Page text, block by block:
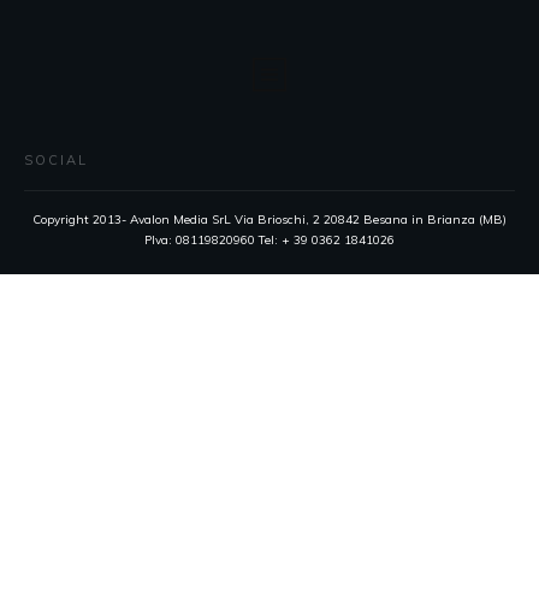
SOCIAL
Copyright 2013- Avalon Media SrL Via Brioschi, 2 20842 Besana in Brianza (MB)
PIva: 08119820960 Tel: + 39 0362 1841026